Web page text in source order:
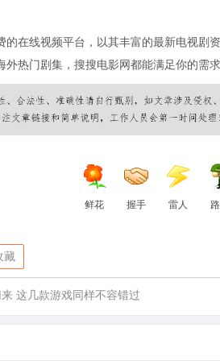
的在线视频平台，以其丰富的最新电视剧
热门剧集，搜搜电影网都能满足你的需
鲜花 握手 雷人
藏
来 这几款游戏同样不容错过